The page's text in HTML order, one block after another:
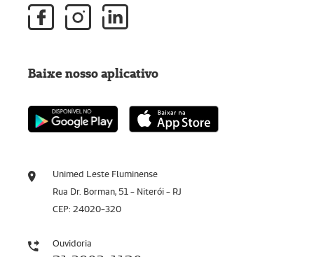
Unimed Leste Fluminense
Rua Dr. Borman, 51 - Niterói - RJ
CEP: 24020-320
Ouvidoria
Baixe nosso aplicativo